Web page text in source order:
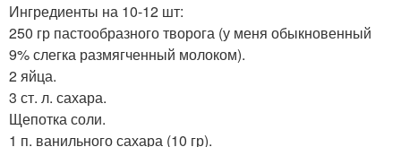
Ингредиенты на 10-12 шт:
250 гр пастообразного творога (у меня обыкновенный
9% слегка размягченный молоком).
2 яйца.
3 ст. л. сахара.
Щепотка соли.
1 п. ванильного сахара (10 гр).